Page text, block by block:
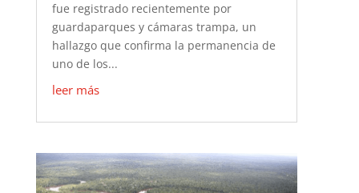
fue registrado recientemente por
guardaparques y cámaras trampa, un
hallazgo que confirma la permanencia de
uno de los...
leer más